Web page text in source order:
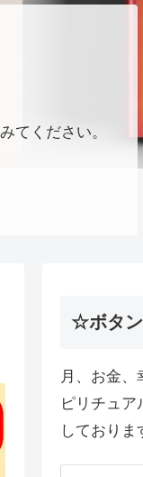
てください。
☆ボタン
月、お金、
ピリチュ
しておりま